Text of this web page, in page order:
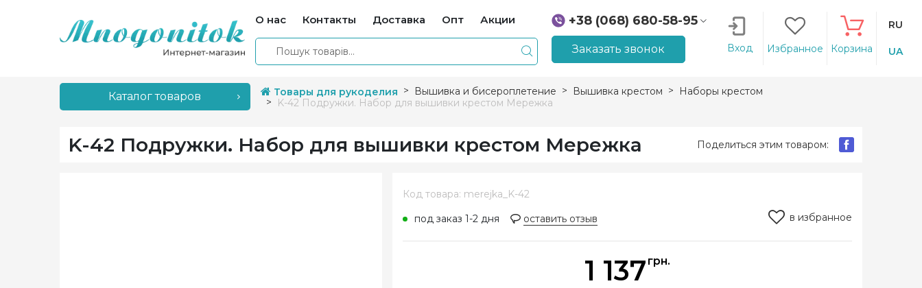
О нас Контакты Доставка Опт Акции
+38 (068) 680-58-95
+38 (066) 207-14-90
Заказать звонок Вход Избранное Корзина
RU
UA
Каталог товаров Товары для рукоделия Вышивка и бисероплетение Вышивка крестом
Наборы крестом
K-42 Подружки. Набор для вышивки крестом Мережка
K-42 Подружки. Набор для вышивки крестом Мережка Поделиться этим товаром:
Код товара: merejka_K-42
под заказ 1-2 дня
оставить отзыв в избранное
1 137 грн.